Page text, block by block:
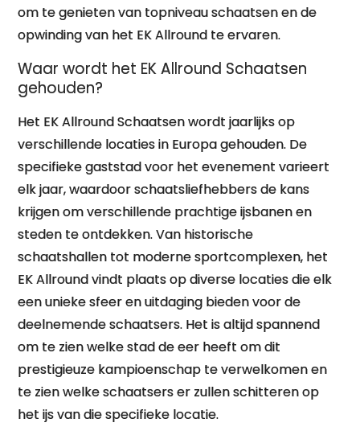
om te genieten van topniveau schaatsen en de
opwinding van het EK Allround te ervaren.
Waar wordt het EK Allround Schaatsen
gehouden?
Het EK Allround Schaatsen wordt jaarlijks op
verschillende locaties in Europa gehouden. De
specifieke gaststad voor het evenement varieert
elk jaar, waardoor schaatsliefhebbers de kans
krijgen om verschillende prachtige ijsbanen en
steden te ontdekken. Van historische
schaatshallen tot moderne sportcomplexen, het
EK Allround vindt plaats op diverse locaties die elk
een unieke sfeer en uitdaging bieden voor de
deelnemende schaatsers. Het is altijd spannend
om te zien welke stad de eer heeft om dit
prestigieuze kampioenschap te verwelkomen en
te zien welke schaatsers er zullen schitteren op
het ijs van die specifieke locatie.